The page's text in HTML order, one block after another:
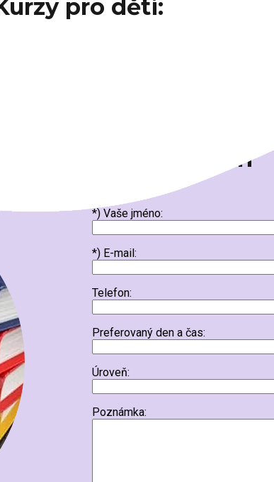
pro děti:
nám vlastní termín
*) Vaše jméno:
*) E-mail:
Telefon:
Preferovaný den a čas:
Úroveň:
Poznámka: